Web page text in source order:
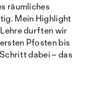
räumliches
Mein Highlight
durften wir
Pfosten bis
dabei – das